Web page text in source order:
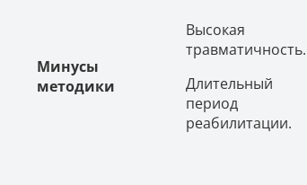
Минусы
методики
Высокая
травматичность.
Длительный
период
реабилитации.